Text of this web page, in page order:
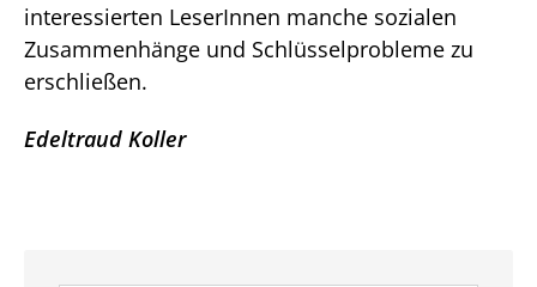
interessierten LeserInnen manche sozialen
Zusammenhänge und Schlüsselprobleme zu
erschließen.
Edeltraud Koller